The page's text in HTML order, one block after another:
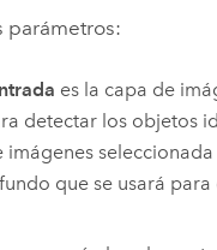
parámetros:
es la capa de
detectar los objetos
que se usará para